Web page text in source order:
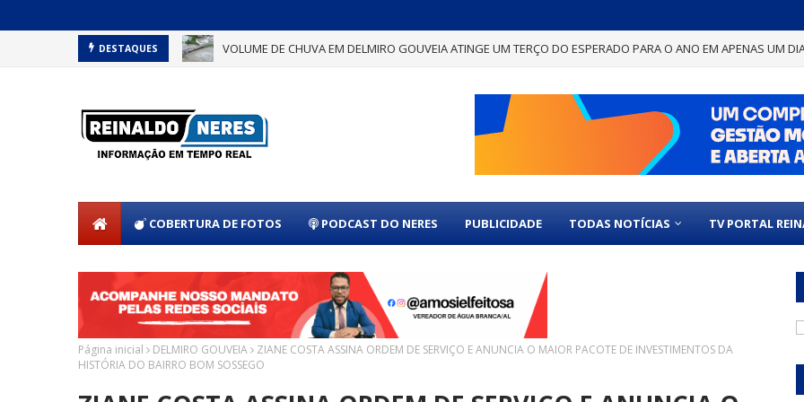
DESTAQUES VOLUME DE CHUVA EM DELMIRO GOUVEIA ATINGE UM TERÇO DO ESPERADO PARA O ANO EM APENAS UM
COBERTURA DE FOTOS PODCAST DO NERES PUBLICIDADE TODAS NOTÍCIAS TV PORTAL
Página inicial DELMIRO GOUVEIA
ZIANE COSTA ASSINA ORDEM DE SERVIÇO E ANUNCIA O MAIOR PACOTE DE INVESTIMENTOS DA
HISTÓRIA DO BAIRRO BOM SOSSEGO